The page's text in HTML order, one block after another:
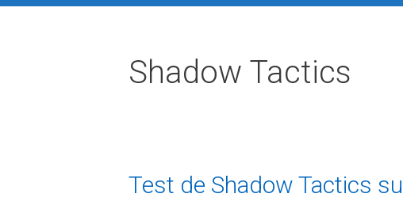
Shadow Tactics
Test de Shadow Tactics